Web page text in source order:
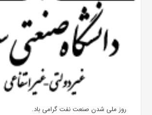
روز ملی شدن صنعت نفت گرامی باد.